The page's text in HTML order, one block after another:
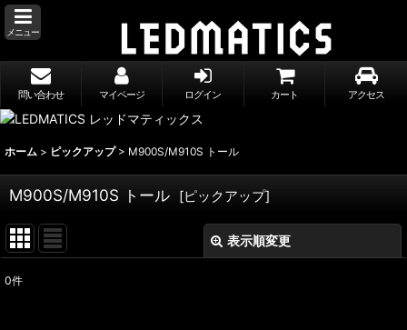
メニュー
問い合わせ マイページ ログイン カート アクセス
ホーム > ピックアップ > M900S/M910S トール
M900S/M910S トール [ピックアップ]
表示順変更
0件